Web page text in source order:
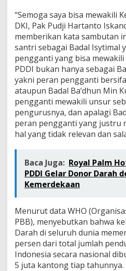
“Semoga saya bisa mewakili
DKI, Pak Pudji Hartanto
memberikan kata sambutan
santri sebagai Badal Isytimal
pengganti yang bisa
PDDI bukan hanya sebagai
yakni peran pengganti
ataupun Badal Ba’dhun Min
pengganti mewakili unsur
pengurusnya, dan apalagi
peran pengganti yang justru
hal yang tidak relevan dan
Baca Juga: Royal Palm
PDDI Gelar Donor Darah
Kemerdekaan
Menurut data WHO
PBB), menyebutkan bahwa
Darah di seluruh dunia
persen dari total jumlah
Indonesia secara nasional
5 juta kantong tiap tahunnya.